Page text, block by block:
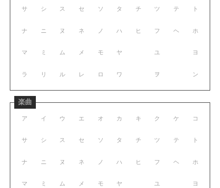
サ シ ス セ ソ
ナ ニ ヌ ネ ノ
マ ミ ム メ モ
ラ リ ル レ ロ
タ チ ツ テ ト
ハ ヒ フ ヘ ホ
ヤ ユ ヨ
ワ ヲ ン
楽曲
ア イ ウ エ オ
サ シ ス セ ソ
ナ ニ ヌ ネ ノ
マ ミ ム メ モ
カ キ ク ケ コ
タ チ ツ テ ト
ハ ヒ フ ヘ ホ
ヤ ユ ヨ